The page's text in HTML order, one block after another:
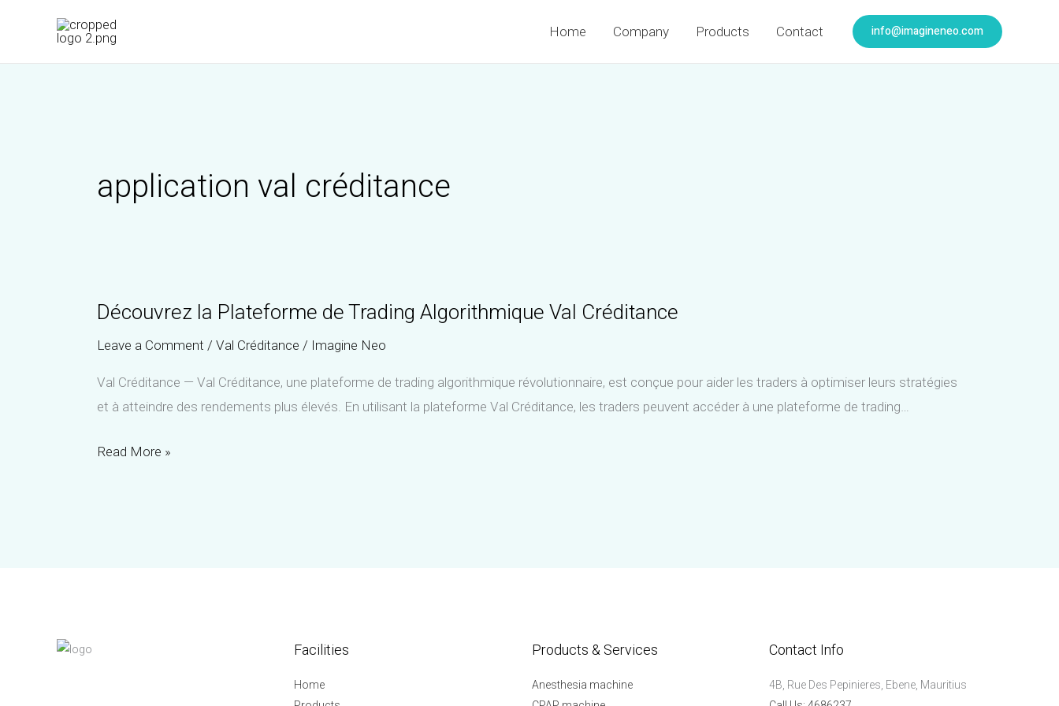
Home Company Products Contact info@imagineneo.com
application val créditance
Découvrez la Plateforme de Trading Algorithmique Val Créditance
Leave a Comment / Val Créditance / Imagine Neo
Val Créditance — Val Créditance, une plateforme de trading algorithmique révolutionnaire, est conçue pour aider les traders à optimiser leurs stratégies
et à atteindre des rendements plus élevés. En utilisant la plateforme Val Créditance, les traders peuvent accéder à une plateforme de trading…
Découvrez
Read More »
Facilities
Home
Products & Services
Anesthesia machine
Contact Info
4B, Rue Des Pepinieres, Ebene, Mauritius